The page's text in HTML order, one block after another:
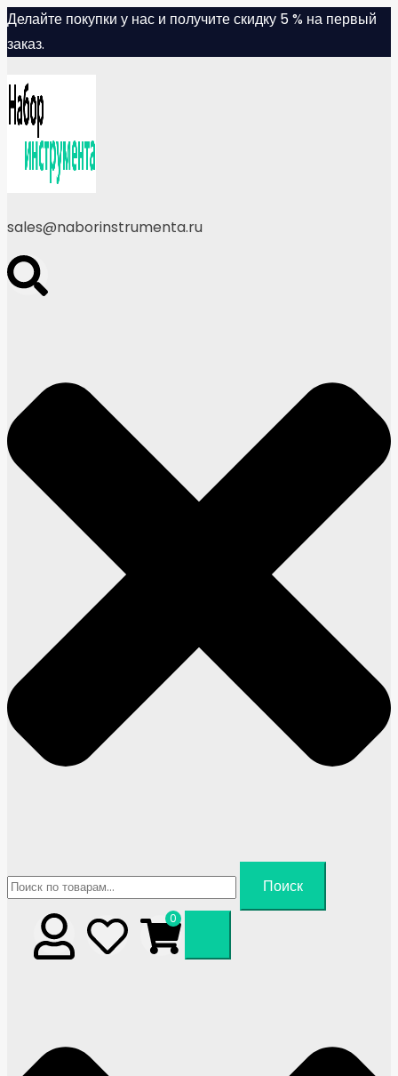
Skip
to
Делайте покупки у нас и получите скидку 5 % на первый
заказ.
sales@naborinstrumenta.ru
Искать:
Поиск
0